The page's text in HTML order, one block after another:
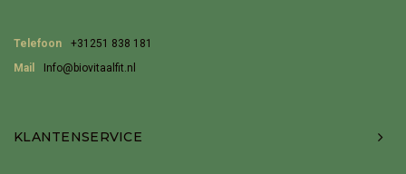
Telefoon
+31251 838 181
Mail
Info@biovitaalfit.nl
KLANTENSERVICE